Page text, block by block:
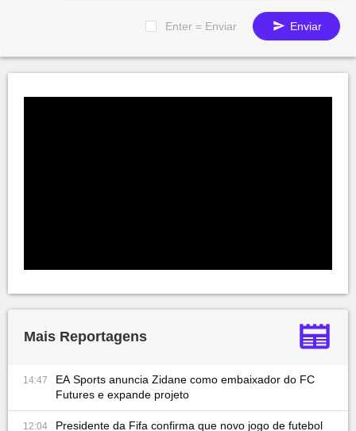
Enter = Enviar Enviar
Mais Reportagens
14:47
EA Sports anuncia Zidane como embaixador do FC
Futures e expande projeto
12:04
Presidente da Fifa confirma que novo jogo de futebol